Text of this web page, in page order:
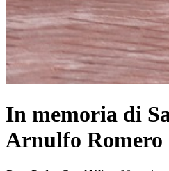
In memoria di
Arnulfo Romero